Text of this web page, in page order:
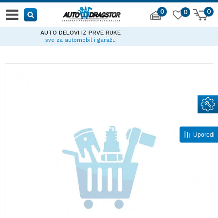
0 0
0
IZ PRVE RUKE
automobil i garažu
Uporedi